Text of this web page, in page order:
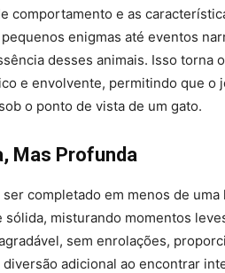
comportamento e as
enigmas até eventos
desses animais. Isso torna
e envolvente, permitindo que o
o ponto de vista de um gato.
Mas Profunda
completado em menos de
misturando momentos
sem enrolações,
diversão adicional ao encontrar